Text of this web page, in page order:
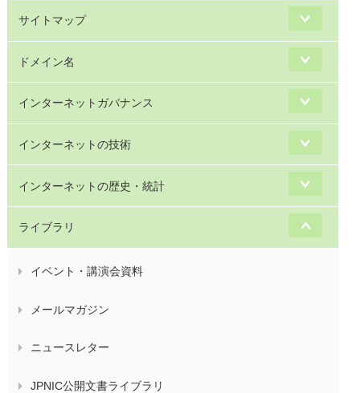
サイトマップ
ドメイン名
インターネットガバナンス
インターネットの技術
インターネットの歴史・統計
ライブラリ
イベント・講演会資料
メールマガジン
ニュースレター
JPNIC公開文書ライブラリ